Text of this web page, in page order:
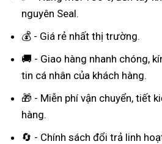
nguyên Seal.
💰 - Giá rẻ nhất thị trường.
🚚 - Giao hàng nhanh chóng,
tin cá nhân của khách hàng.
🎁 - Miễn phí vận chuyển, tiết
hàng.
🔄 - Chính sách đổi trả linh